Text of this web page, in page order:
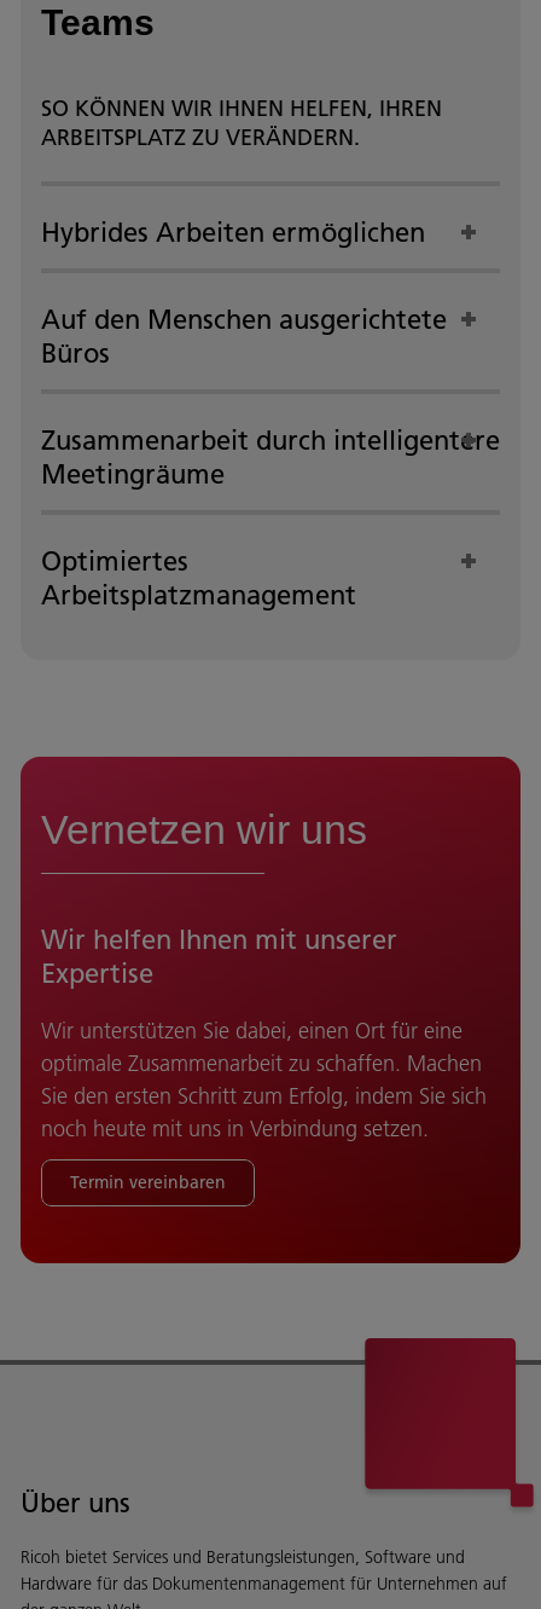
Teams
SO KÖNNEN WIR IHNEN HELFEN, IHREN
ARBEITSPLATZ ZU VERÄNDERN.
Hybrides Arbeiten ermöglichen
Auf den Menschen ausgerichtete
Büros
Zusammenarbeit durch intelligentere
Meetingräume
Optimiertes
Arbeitsplatzmanagement
Vernetzen wir uns
Wir helfen Ihnen mit unserer
Expertise
Wir unterstützen Sie dabei, einen Ort für eine
optimale Zusammenarbeit zu schaffen. Machen
Sie den ersten Schritt zum Erfolg, indem Sie sich
noch heute mit uns in Verbindung setzen.
Termin vereinbaren
Über uns
Ricoh bietet Services und Beratungsleistungen, Software und
Hardware für das Dokumentenmanagement für Unternehmen auf